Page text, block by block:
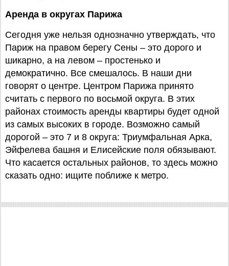
Аренда в округах Парижа
Сегодня уже нельзя однозначно утверждать, что
Париж на правом берегу Сены – это дорого и
шикарно, а на левом – простенько и
демократично. Все смешалось. В наши дни
говорят о центре. Центром Парижа принято
считать с первого по восьмой округа. В этих
районах стоимость аренды квартиры будет одной
из самых высоких в городе. Возможно самый
дорогой – это 7 и 8 округа: Триумфальная Арка,
Эйфелева башня и Елисейские поля обязывают.
Что касается остальных районов, то здесь можно
сказать одно: ищите поближе к метро.